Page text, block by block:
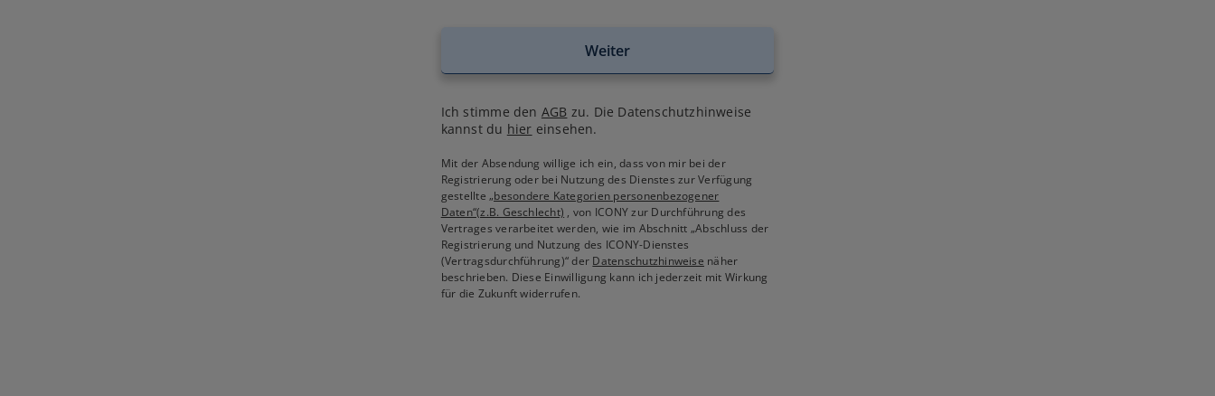
Weiter
Ich stimme den AGB zu. Die Datenschutzhinweise
kannst du hier einsehen.
Mit der Absendung willige ich ein, dass von mir bei der
Registrierung oder bei Nutzung des Dienstes zur Verfügung
gestellte„besondere Kategorien personenbezogener
Daten“(z.B. Geschlecht) , von ICONY zur Durchführung des
Vertrages verarbeitet werden, wie im Abschnitt „Abschluss der
Registrierung und Nutzung des ICONY-Dienstes
(Vertragsdurchführung)“ der Datenschutzhinweise näher
beschrieben. Diese Einwilligung kann ich jederzeit mit Wirkung
für die Zukunft widerrufen.